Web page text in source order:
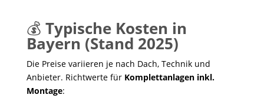
💰 Typische Kosten in
Bayern (Stand 2025)
Die Preise variieren je nach Dach, Technik und
Anbieter. Richtwerte für Komplettanlagen inkl.
Montage: